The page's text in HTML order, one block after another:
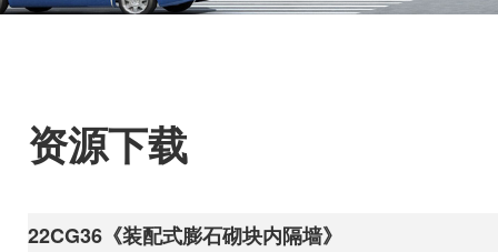
资源下载
22CG36《装配式膨石砌块内隔墙》